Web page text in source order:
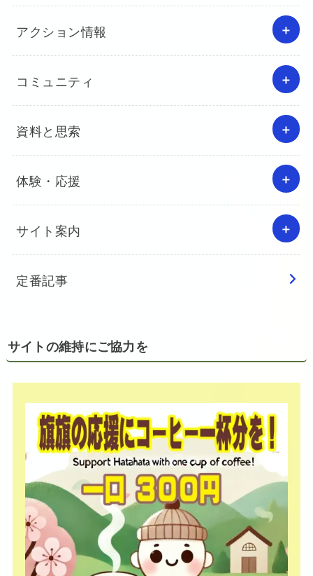
アクション情報
コミュニティ
資料と思索
体験・応援
サイト案内
定番記事
サイトの維持にご協力を